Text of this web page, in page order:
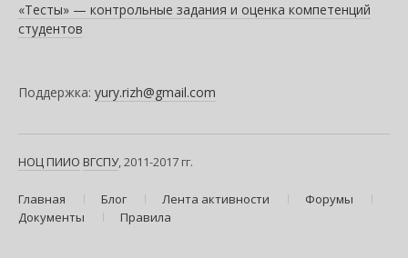
«Тесты» — контрольные задания и оценка компетенций
студентов
Поддержка: yury.rizh@gmail.com
НОЦ ПИИО ВГСПУ, 2011-2017 гг.
Главная Блог Лента активности
Форумы
Документы
Правила